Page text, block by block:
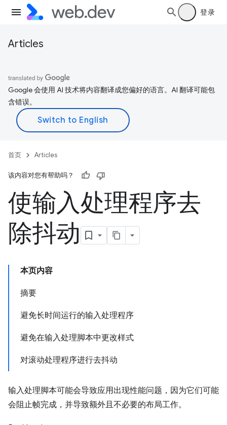
登录
Articles
Google 会使用 AI 技术将内容翻译成您偏好的语言。AI 翻译可能包
含错误。
首页 Articles
该内容对您有帮助吗？
使输入处理程序去
除抖动
本页内容
摘要
避免长时间运行的输入处理程序
避免在输入处理脚本中更改样式
对滚动处理程序进行去抖动
输入处理脚本可能会导致应用出现性能问题，因为它们可能
会阻止帧完成，并导致额外且不必要的布局工作。